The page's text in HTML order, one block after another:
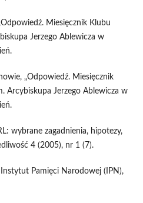
Miesięcznik Klubu
Jerzego Ablewicza w
„Odpowiedź. Miesięcznik
Arcybiskupa Jerzego Ablewicza w
wybrane zagadnienia, hipotezy,
4 (2005), nr 1 (7).
Pamięci Narodowej (IPN),